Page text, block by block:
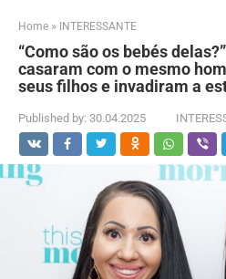
Home » INTERESSANTE
“Como são os bebés
casaram com o mesmo
seus filhos e invadiram a
Published by: 30.04.2025